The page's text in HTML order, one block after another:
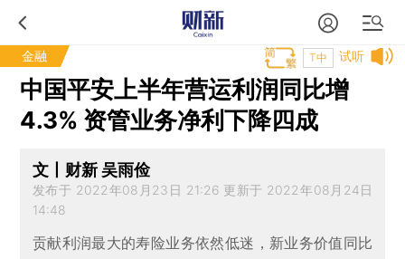
金融 试听
T中
中国平安上半年营运利润同比增
4.3% 资管业务净利下降四成
文丨财新 吴雨俭
发布于 2022年08月23日 21:26 更新于 2022年08月24日
14:48
贡献利润最大的寿险业务依然低迷，新业务价值同比